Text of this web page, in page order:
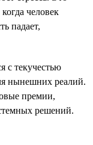
человек
падает,
с текучестью
нынешних реалий.
премии,
решений.